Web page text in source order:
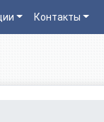
Контакты